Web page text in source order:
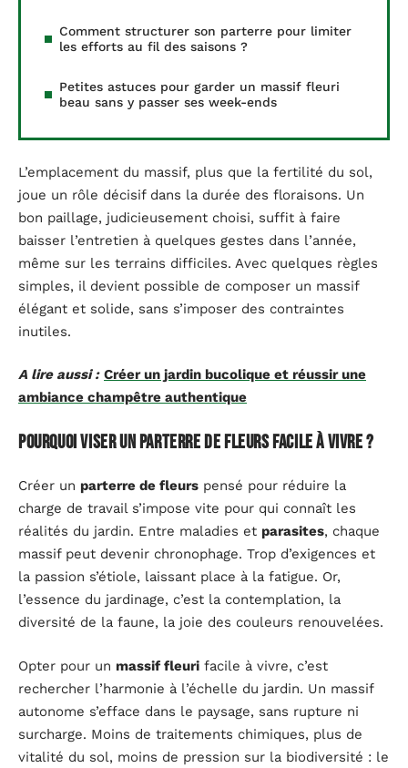
Comment structurer son parterre pour limiter
les efforts au fil des saisons ?
Petites astuces pour garder un massif fleuri
beau sans y passer ses week-ends
L’emplacement du massif, plus que la fertilité du sol,
joue un rôle décisif dans la durée des floraisons. Un
bon paillage, judicieusement choisi, suffit à faire
baisser l’entretien à quelques gestes dans l’année,
même sur les terrains difficiles. Avec quelques règles
simples, il devient possible de composer un massif
élégant et solide, sans s’imposer des contraintes
inutiles.
A lire aussi : Créer un jardin bucolique et réussir une
ambiance champêtre authentique
Pourquoi viser un parterre de fleurs facile à vivre ?
Créer un parterre de fleurs pensé pour réduire la
charge de travail s’impose vite pour qui connaît les
réalités du jardin. Entre maladies et parasites, chaque
massif peut devenir chronophage. Trop d’exigences et
la passion s’étiole, laissant place à la fatigue. Or,
l’essence du jardinage, c’est la contemplation, la
diversité de la faune, la joie des couleurs renouvelées.
Opter pour un massif fleuri facile à vivre, c’est
rechercher l’harmonie à l’échelle du jardin. Un massif
autonome s’efface dans le paysage, sans rupture ni
surcharge. Moins de traitements chimiques, plus de
vitalité du sol, moins de pression sur la biodiversité : le